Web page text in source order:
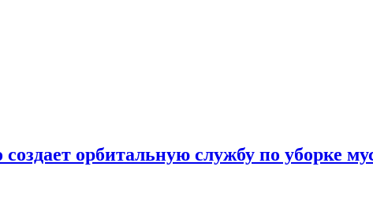
орбитальную службу по уборке